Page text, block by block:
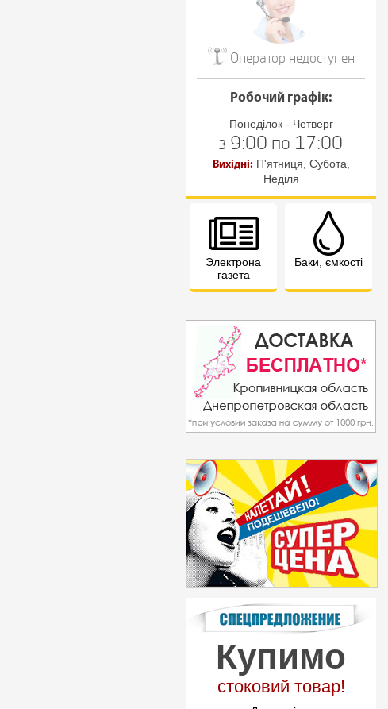
Оператор недоступен
Робочий графік:
Понеділок - Четверг
з 9:00 по 17:00
Вихідні:П'ятниця, Субота,
Неділя
Электрона
газета
Баки, ємкості
Купимо
стоковий товар!